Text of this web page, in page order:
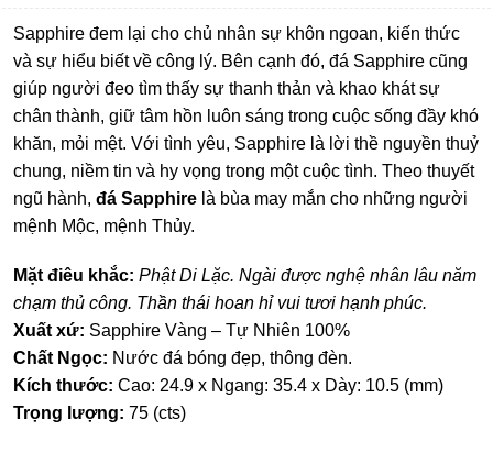
Sapphire đem lại cho chủ nhân sự khôn ngoan, kiến thức
và sự hiểu biết về công lý. Bên cạnh đó, đá Sapphire cũng
giúp người đeo tìm thấy sự thanh thản và khao khát sự
chân thành, giữ tâm hồn luôn sáng trong cuộc sống đầy khó
khăn, mỏi mệt. Với tình yêu, Sapphire là lời thề nguyền thuỷ
chung, niềm tin và hy vọng trong một cuộc tình. Theo thuyết
ngũ hành, đá Sapphire là bùa may mắn cho những người
mệnh Mộc, mệnh Thủy.
Mặt điêu khắc: Phật Di Lặc. Ngài được nghệ nhân lâu năm
chạm thủ công. Thần thái hoan hỉ vui tươi hạnh phúc.
Xuất xứ: Sapphire Vàng – Tự Nhiên 100%
Chất Ngọc: Nước đá bóng đẹp, thông đèn.
Kích thước: Cao: 24.9 x Ngang: 35.4 x Dày: 10.5 (mm)
Trọng lượng: 75 (cts)